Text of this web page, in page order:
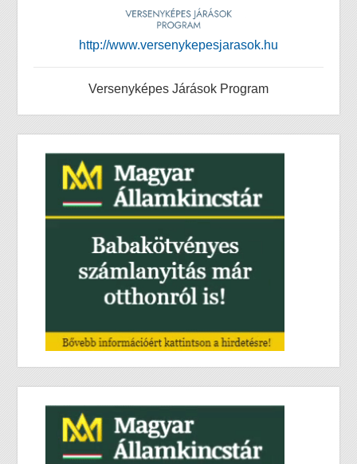
http://www.versenykepesjarasok.hu
Versenyképes Járások Program